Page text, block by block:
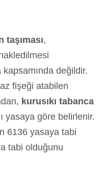
taşıması,
kapsamında değildir.
fişeği atabilen
kurusıkı tabanca
yasaya göre belirlenir.
6136 yasaya tabi
tabi olduğunu